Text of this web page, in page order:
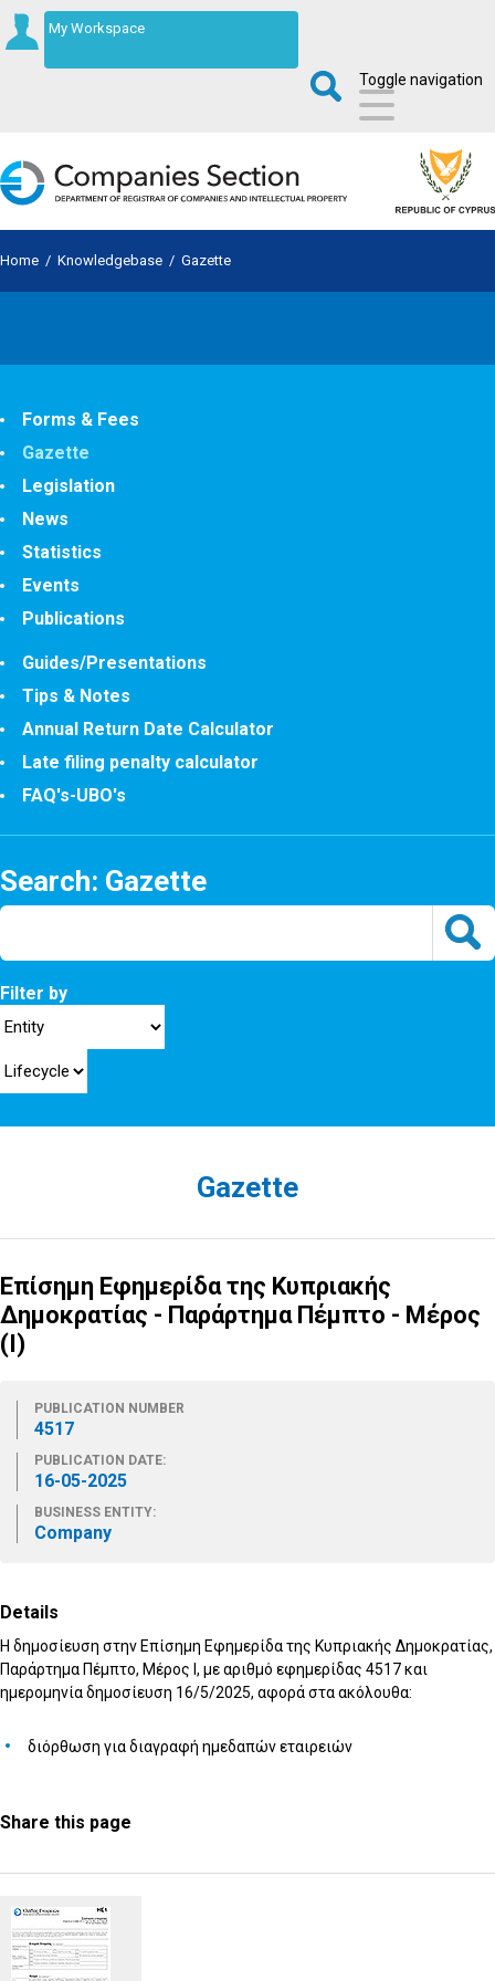
My Workspace
Toggle navigation
Home / Knowledgebase / Gazette
Forms & Fees
Gazette
Legislation
News
Statistics
Events
Publications
Guides/Presentations
Tips & Notes
Annual Return Date Calculator
Late filing penalty calculator
FAQ's-UBO's
Search: Gazette
Filter by
Gazette
Επίσημη Εφημερίδα της Κυπριακής
Δημοκρατίας - Παράρτημα Πέμπτο - Μέρος
(Ι)
PUBLICATION NUMBER
4517
PUBLICATION DATE:
16-05-2025
BUSINESS ENTITY:
Company
Details
Η δημοσίευση στην Επίσημη Εφημερίδα της Κυπριακής Δημοκρατίας,
Παράρτημα Πέμπτο, Μέρος I, με αριθμό εφημερίδας 4517 και
ημερομηνία δημοσίευση 16/5/2025, αφορά στα ακόλουθα:
διόρθωση για διαγραφή ημεδαπών εταιρειών
Share this page